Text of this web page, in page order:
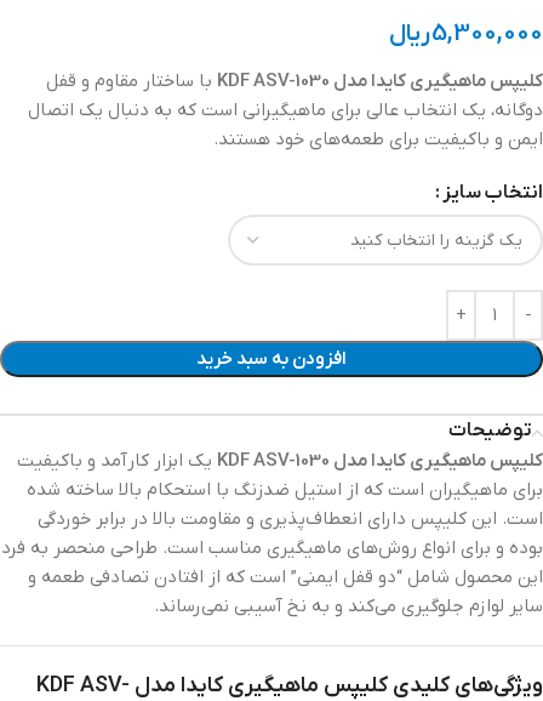
5,300,000ریال
کلیپس ماهیگیری کایدا مدل KDF ASV-1030
با ساختار مقاوم و قفل
دوگانه، یک انتخاب عالی برای ماهیگیرانی است که به دنبال یک اتصال
ایمن و باکیفیت برای طعمه‌های خود هستند.
انتخاب سایز
افزودن به سبد خرید
توضیحات
کلیپس ماهیگیری کایدا مدل KDF ASV-1030
یک ابزار کارآمد و باکیفیت
برای ماهیگیران است که از استیل ضدزنگ با استحکام بالا ساخته شده
است. این کلیپس دارای انعطاف‌پذیری و مقاومت بالا در برابر خوردگی
بوده و برای انواع روش‌های ماهیگیری مناسب است. طراحی منحصر به فرد
این محصول شامل “دو قفل ایمنی” است که از افتادن تصادفی طعمه و
سایر لوازم جلوگیری می‌کند و به نخ آسیبی نمی‌رساند.
ویژگی‌های کلیدی کلیپس ماهیگیری کایدا مدل KDF ASV-